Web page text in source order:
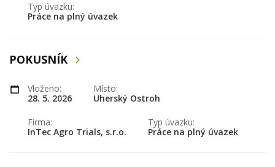
Typ úvazku:
Práce na plný úvazek
POKUSNÍK
Vloženo:
28. 5. 2026
Místo:
Uherský Ostroh
Firma:
InTec Agro Trials, s.r.o.
Typ úvazku:
Práce na plný úvazek